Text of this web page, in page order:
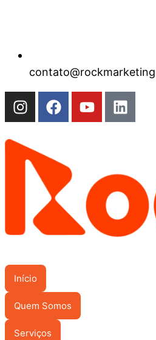
Início
Quem Somos
Serviços